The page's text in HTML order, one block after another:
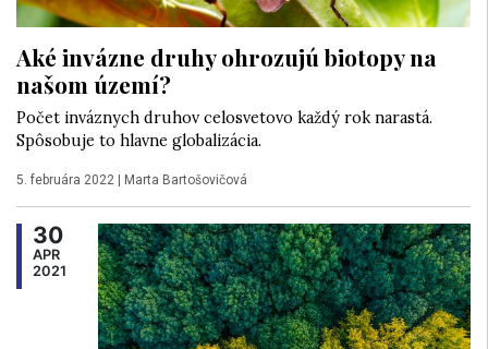
Aké invázne druhy ohrozujú biotopy na
našom území?
Počet inváznych druhov celosvetovo každý rok narastá.
Spôsobuje to hlavne globalizácia.
5. februára 2022 | Marta Bartošovičová
30
APR
2021